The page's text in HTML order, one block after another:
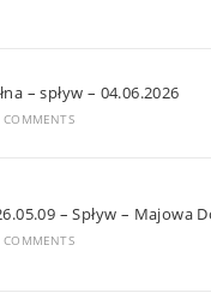
– spływ – 04.06.2026
COMMENTS
– Spływ – Majowa
COMMENTS